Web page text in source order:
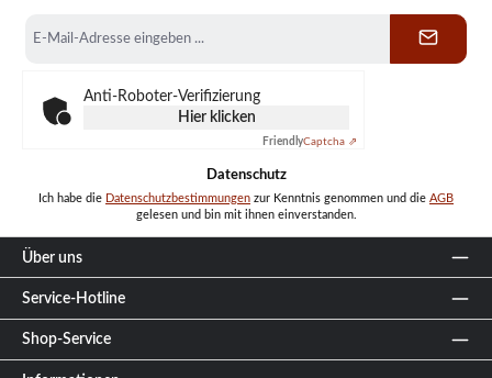
Mail-
Anti-Roboter-Verifizierung
Hier klicken
FriendlyCaptcha ⇗
Datenschutz
Ich habe die Datenschutzbestimmungen zur Kenntnis genommen und die AGB
gelesen und bin mit ihnen einverstanden.
Über uns
Service-Hotline
Shop-Service